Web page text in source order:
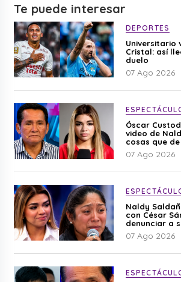
Te puede interesar
DEPORTES
Universitario
Cristal: así
duelo
07 Ago 2026
Óscar
video de
cosas que
editado”
07 Ago 2026
Naldy
con César
denunciar a
difamación”
07 Ago 2026